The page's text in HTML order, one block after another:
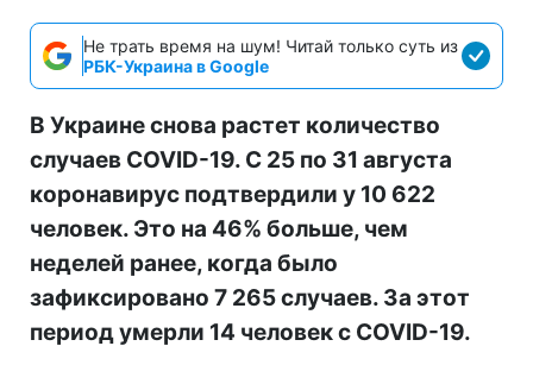
Не трать время на шум! Читай только суть из
РБК-Украина в Google
В Украине снова растет количество
случаев COVID-19. С 25 по 31 августа
коронавирус подтвердили у 10 622
человек. Это на 46% больше, чем
неделей ранее, когда было
зафиксировано 7 265 случаев. За этот
период умерли 14 человек с COVID-19.